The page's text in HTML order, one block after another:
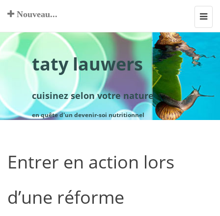
Nouveau...
taty lauwers
cuisinez selon votre nature
en quête d'un devenir-soi nutritionnel
Entrer en action lors
d’une réforme